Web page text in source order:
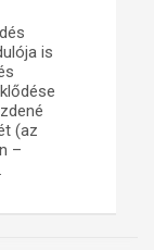
is
(az
–